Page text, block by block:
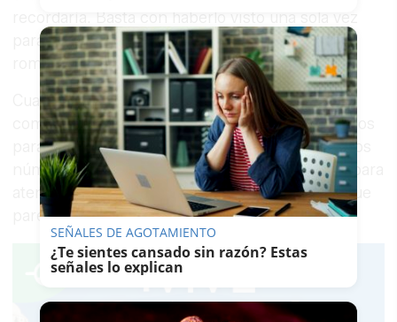
recordaría. Basta con haberlo visto una sola vez
para tener la pieza que falta en este
rompecabezas.
Cualquier dato sobre su ubicación puede
comunicarse a través de dos teléfonos habilitados
para este fin:602667056 y 629494138. Ambos
números permanecen operativos las 24 horas para
atender cualquier posible aviso, por pequeño que
parezca.
SEÑALES DE AGOTAMIENTO
¿Te sientes cansado sin razón? Estas
señales lo explican